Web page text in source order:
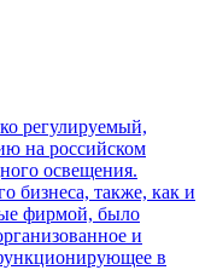
регулируемый,
на российском
освещения.
бизнеса, также, как и
фирмой, было
и
в